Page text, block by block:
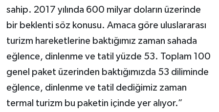
sahip. 2017 yılında 600 milyar doların üzerinde
bir beklenti söz konusu. Amaca göre uluslararası
turizm hareketlerine baktığımız zaman sahada
eğlence, dinlenme ve tatil yüzde 53. Toplam 100
genel paket üzerinden baktığımızda 53 diliminde
eğlence, dinlenme ve tatil dediğimiz zaman
termal turizm bu paketin içinde yer alıyor.”